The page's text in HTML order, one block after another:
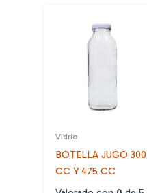
Vidrio
BOTELLA JUGO 300
CC Y 475 CC